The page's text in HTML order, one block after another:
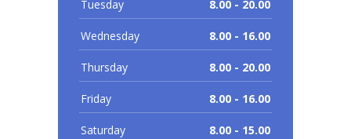
Tuesday 8.00 - 20.00
Wednesday 8.00 - 16.00
Thursday 8.00 - 20.00
Friday 8.00 - 16.00
Saturday 8.00 - 15.00